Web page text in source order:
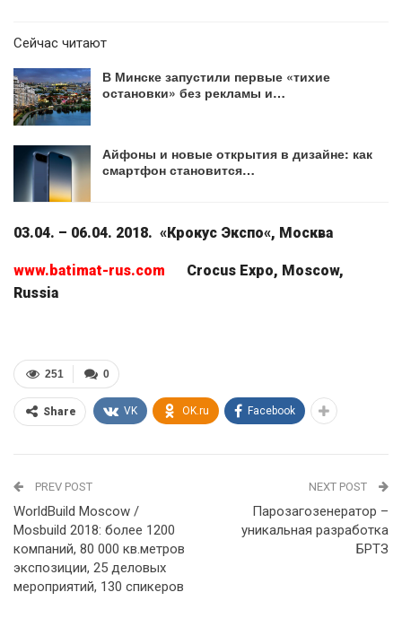
Сейчас читают
В Минске запустили первые «тихие
остановки» без рекламы и…
Айфоны и новые открытия в дизайне: как
смартфон становится…
03.04. – 06.04. 2018. «Крокус Экспо«, Москва
www.batimat-rus.com Crocus Expo, Moscow,
Russia
0
251
Share VK OK.ru Facebook
PREV POST
WorldBuild Moscow /
Mosbuild 2018: более 1200
компаний, 80 000 кв.метров
экспозиции, 25 деловых
мероприятий, 130 спикеров
NEXT POST
Парозагозенератор –
уникальная разработка
БРТЗ